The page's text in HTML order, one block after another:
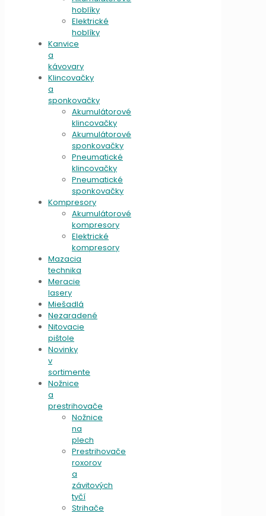
hoblíky
Elektrické
hoblíky
Kanvice
a
kávovary
Klincovačky
a
sponkovačky
Akumulátorové
klincovačky
Akumulátorové
sponkovačky
Pneumatické
klincovačky
Pneumatické
sponkovačky
Kompresory
Akumulátorové
kompresory
Elektrické
kompresory
Mazacia
technika
Meracie
lasery
Miešadlá
Nezaradené
Nitovacie
pištole
Novinky
v
sortimente
Nožnice
a
prestrihovače
Nožnice
na
plech
Prestrihovače
roxorov
a
závitových
tyčí
Strihače